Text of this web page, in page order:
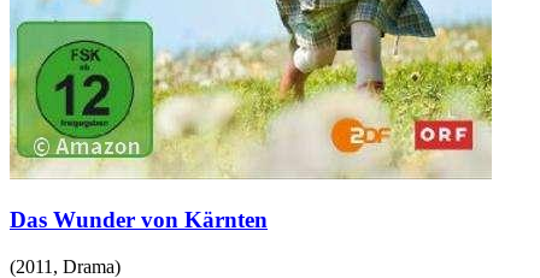
Das Wunder von Kärnten
(2011 , Drama)